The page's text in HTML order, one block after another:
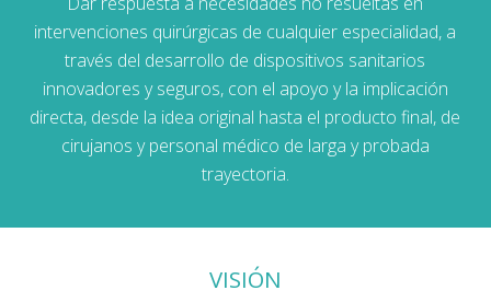
intervenciones quirúrgicas de cualquier especialidad, a
través del desarrollo de dispositivos sanitarios
innovadores y seguros, con el apoyo y la implicación
directa, desde la idea original hasta el producto final, de
cirujanos y personal médico de larga y probada
trayectoria.
VISIÓN